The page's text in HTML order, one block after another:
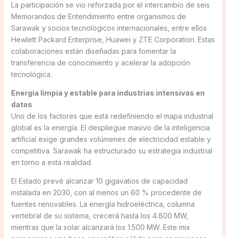
La participación se vio reforzada por el intercambio de seis
Memorandos de Entendimiento entre organismos de
Sarawak y socios tecnológicos internacionales, entre ellos
Hewlett Packard Enterprise, Huawei y ZTE Corporation. Estas
colaboraciones están diseñadas para fomentar la
transferencia de conocimiento y acelerar la adopción
tecnológica.
Energía limpia y estable para industrias intensivas en
datos
Uno de los factores que está redefiniendo el mapa industrial
global es la energía. El despliegue masivo de la inteligencia
artificial exige grandes volúmenes de electricidad estable y
competitiva. Sarawak ha estructurado su estrategia industrial
en torno a esta realidad.
El Estado prevé alcanzar 10 gigavatios de capacidad
instalada en 2030, con al menos un 60 % procedente de
fuentes renovables. La energía hidroeléctrica, columna
vertebral de su sistema, crecerá hasta los 4.800 MW,
mientras que la solar alcanzará los 1.500 MW. Este mix